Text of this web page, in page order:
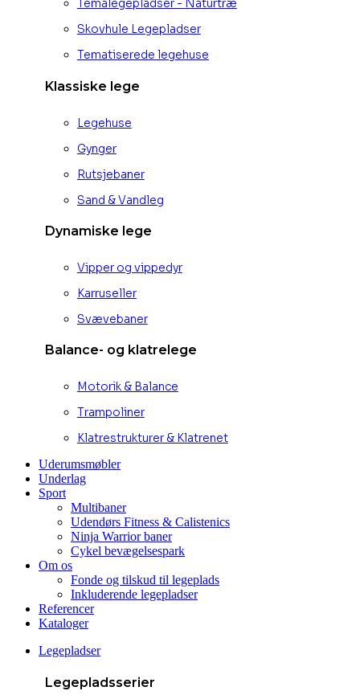
Temalegepladser - Naturtræ
Skovhule Legepladser
Tematiserede legehuse
Klassiske lege
Legehuse
Gynger
Rutsjebaner
Sand & Vandleg
Dynamiske lege
Vipper og vippedyr
Karruseller
Svævebaner
Balance- og klatrelege
Motorik & Balance
Trampoliner
Klatrestrukturer & Klatrenet
Uderumsmøbler
Underlag
Sport
Multibaner
Udendørs Fitness & Calistenics
Ninja Warrior baner
Cykel bevægelsespark
Om os
Fonde og tilskud til legeplads
Inkluderende legepladser
Referencer
Kataloger
Legepladser
Legepladsserier